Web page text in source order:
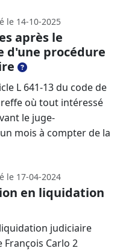
le 14-10-2025
après le
d'une procédure
L 641-13 du code de
où tout intéressé
le juge-
mois à compter de la
le 17-04-2024
en liquidation
judiciaire
Carlo 2